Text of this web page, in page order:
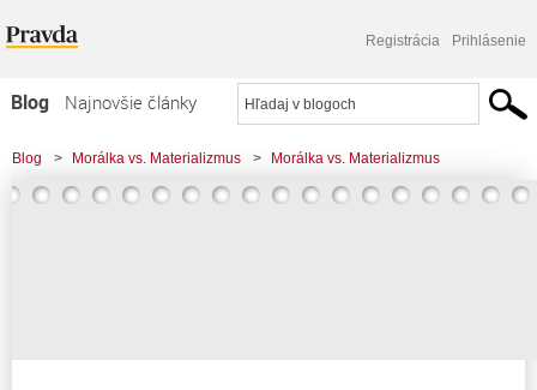
Registrácia Prihlásenie
Blog
Najnovšie články
Najčítanejšie články
Najkomentovanejšie články
Blog > Morálka vs. Materializmus > Morálka vs. Materializmus